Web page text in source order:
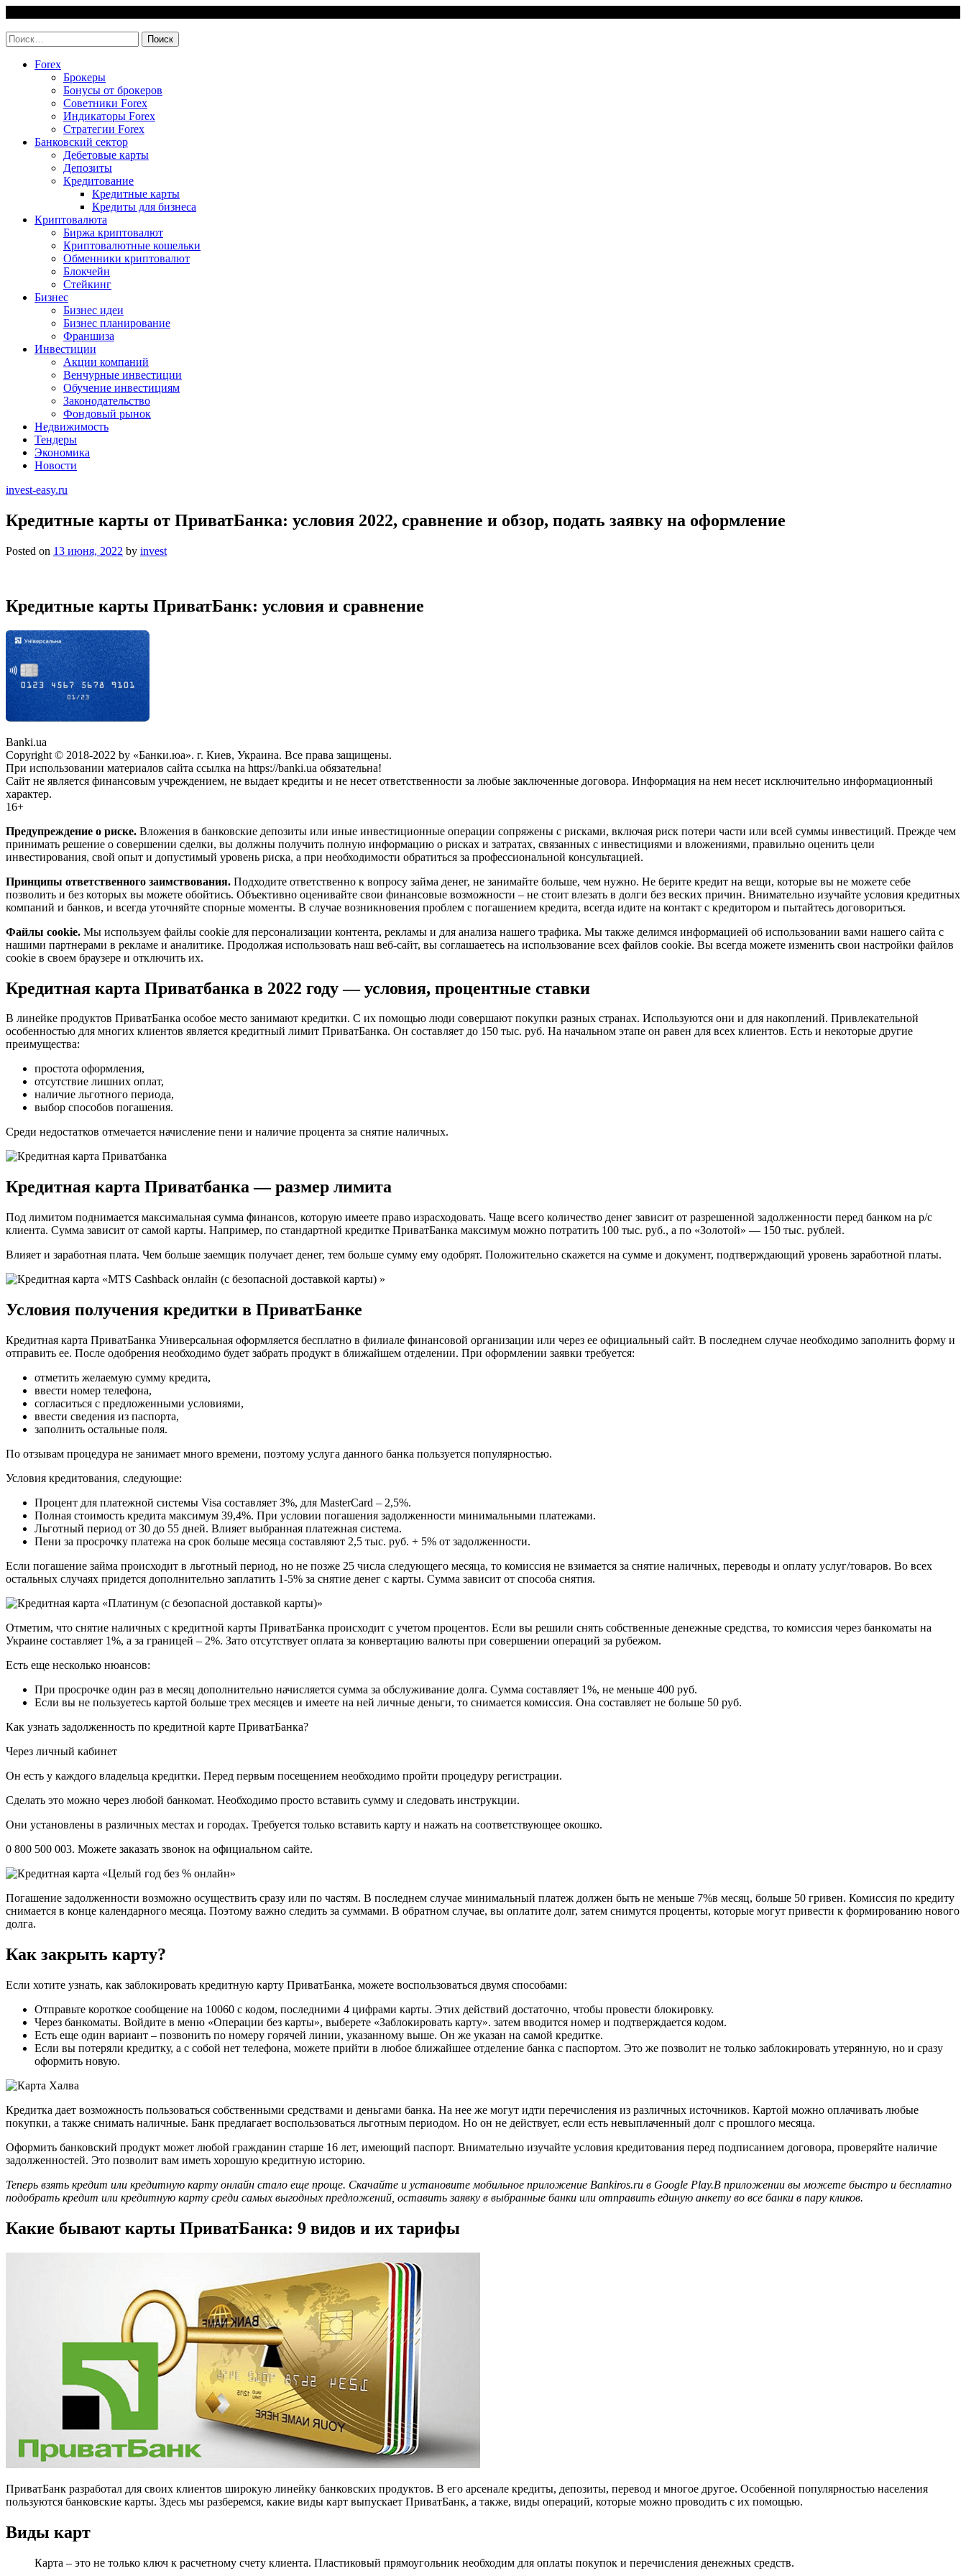
content
Найти:
Forex
Брокеры
Бонусы от брокеров
Советники Forex
Индикаторы Forex
Стратегии Forex
Банковский сектор
Дебетовые карты
Депозиты
Кредитование
Кредитные карты
Кредиты для бизнеса
Криптовалюта
Биржа криптовалют
Криптовалютные кошельки
Обменники криптовалют
Блокчейн
Стейкинг
Бизнес
Бизнес идеи
Бизнес планирование
Франшиза
Инвестиции
Акции компаний
Венчурные инвестиции
Обучение инвестициям
Законодательство
Фондовый рынок
Недвижимость
Тендеры
Экономика
Новости
invest-easy.ru
Кредитные карты от ПриватБанка: условия 2022, сравнение и обзор, подать заявку на оформление
Posted on 13 июня, 2022 by invest
Кредитные карты ПриватБанк: условия и сравнение
Banki.ua
Copyright © 2018-2022 by «Банки.юа». г. Киев, Украина. Все права защищены.
При использовании материалов сайта ссылка на https://banki.ua обязательна!
Сайт не является финансовым учреждением, не выдает кредиты и не несет ответственности за любые заключенные договора. Информация на нем несет исключительно информационный
характер.
16+
Предупреждение о риске. Вложения в банковские депозиты или иные инвестиционные операции сопряжены с рисками, включая риск потери части или всей суммы инвестиций. Прежде чем
принимать решение о совершении сделки, вы должны получить полную информацию о рисках и затратах, связанных с инвестициями и вложениями, правильно оценить цели
инвестирования, свой опыт и допустимый уровень риска, а при необходимости обратиться за профессиональной консультацией.
Принципы ответственного заимствования. Подходите ответственно к вопросу займа денег, не занимайте больше, чем нужно. Не берите кредит на вещи, которые вы не можете себе
позволить и без которых вы можете обойтись. Объективно оценивайте свои финансовые возможности – не стоит влезать в долги без веских причин. Внимательно изучайте условия кредитных
компаний и банков, и всегда уточняйте спорные моменты. В случае возникновения проблем с погашением кредита, всегда идите на контакт с кредитором и пытайтесь договориться.
Файлы cookie. Мы используем файлы cookie для персонализации контента, рекламы и для анализа нашего трафика. Мы также делимся информацией об использовании вами нашего сайта с
нашими партнерами в рекламе и аналитике. Продолжая использовать наш веб-сайт, вы соглашаетесь на использование всех файлов cookie. Вы всегда можете изменить свои настройки файлов
cookie в своем браузере и отключить их.
Кредитная карта Приватбанка в 2022 году — условия, процентные ставки
В линейке продуктов ПриватБанка особое место занимают кредитки. С их помощью люди совершают покупки разных странах. Используются они и для накоплений. Привлекательной
особенностью для многих клиентов является кредитный лимит ПриватБанка. Он составляет до 150 тыс. руб. На начальном этапе он равен для всех клиентов. Есть и некоторые другие
преимущества:
простота оформления,
отсутствие лишних оплат,
наличие льготного периода,
выбор способов погашения.
Среди недостатков отмечается начисление пени и наличие процента за снятие наличных.
Кредитная карта Приватбанка — размер лимита
Под лимитом поднимается максимальная сумма финансов, которую имеете право израсходовать. Чаще всего количество денег зависит от разрешенной задолженности перед банком на р/с
клиента. Сумма зависит от самой карты. Например, по стандартной кредитке ПриватБанка максимум можно потратить 100 тыс. руб., а по «Золотой» — 150 тыс. рублей.
Влияет и заработная плата. Чем больше заемщик получает денег, тем больше сумму ему одобрят. Положительно скажется на сумме и документ, подтверждающий уровень заработной платы.
Условия получения кредитки в ПриватБанке
Кредитная карта ПриватБанка Универсальная оформляется бесплатно в филиале финансовой организации или через ее официальный сайт. В последнем случае необходимо заполнить форму и
отправить ее. После одобрения необходимо будет забрать продукт в ближайшем отделении. При оформлении заявки требуется:
отметить желаемую сумму кредита,
ввести номер телефона,
согласиться с предложенными условиями,
ввести сведения из паспорта,
заполнить остальные поля.
По отзывам процедура не занимает много времени, поэтому услуга данного банка пользуется популярностью.
Условия кредитования, следующие:
Процент для платежной системы Visa составляет 3%, для MasterCard – 2,5%.
Полная стоимость кредита максимум 39,4%. При условии погашения задолженности минимальными платежами.
Льготный период от 30 до 55 дней. Влияет выбранная платежная система.
Пени за просрочку платежа на срок больше месяца составляют 2,5 тыс. руб. + 5% от задолженности.
Если погашение займа происходит в льготный период, но не позже 25 числа следующего месяца, то комиссия не взимается за снятие наличных, переводы и оплату услуг/товаров. Во всех
остальных случаях придется дополнительно заплатить 1-5% за снятие денег с карты. Сумма зависит от способа снятия.
Отметим, что снятие наличных с кредитной карты ПриватБанка происходит с учетом процентов. Если вы решили снять собственные денежные средства, то комиссия через банкоматы на
Украине составляет 1%, а за границей – 2%. Зато отсутствует оплата за конвертацию валюты при совершении операций за рубежом.
Есть еще несколько нюансов:
При просрочке один раз в месяц дополнительно начисляется сумма за обслуживание долга. Сумма составляет 1%, не меньше 400 руб.
Если вы не пользуетесь картой больше трех месяцев и имеете на ней личные деньги, то снимается комиссия. Она составляет не больше 50 руб.
Как узнать задолженность по кредитной карте ПриватБанка?
Через личный кабинет
Он есть у каждого владельца кредитки. Перед первым посещением необходимо пройти процедуру регистрации.
Сделать это можно через любой банкомат. Необходимо просто вставить сумму и следовать инструкции.
Они установлены в различных местах и городах. Требуется только вставить карту и нажать на соответствующее окошко.
0 800 500 003. Можете заказать звонок на официальном сайте.
Погашение задолженности возможно осуществить сразу или по частям. В последнем случае минимальный платеж должен быть не меньше 7%в месяц, больше 50 гривен. Комиссия по кредиту
снимается в конце календарного месяца. Поэтому важно следить за суммами. В обратном случае, вы оплатите долг, затем снимутся проценты, которые могут привести к формированию нового
долга.
Как закрыть карту?
Если хотите узнать, как заблокировать кредитную карту ПриватБанка, можете воспользоваться двумя способами:
Отправьте короткое сообщение на 10060 с кодом, последними 4 цифрами карты. Этих действий достаточно, чтобы провести блокировку.
Через банкоматы. Войдите в меню «Операции без карты», выберете «Заблокировать карту». затем вводится номер и подтверждается кодом.
Есть еще один вариант – позвонить по номеру горячей линии, указанному выше. Он же указан на самой кредитке.
Если вы потеряли кредитку, а с собой нет телефона, можете прийти в любое ближайшее отделение банка с паспортом. Это же позволит не только заблокировать утерянную, но и сразу
оформить новую.
Кредитка дает возможность пользоваться собственными средствами и деньгами банка. На нее же могут идти перечисления из различных источников. Картой можно оплачивать любые
покупки, а также снимать наличные. Банк предлагает воспользоваться льготным периодом. Но он не действует, если есть невыплаченный долг с прошлого месяца.
Оформить банковский продукт может любой гражданин старше 16 лет, имеющий паспорт. Внимательно изучайте условия кредитования перед подписанием договора, проверяйте наличие
задолженностей. Это позволит вам иметь хорошую кредитную историю.
Теперь взять кредит или кредитную карту онлайн стало еще проще. Скачайте и установите мобильное приложение Bankiros.ru в Google Play.В приложении вы можете быстро и бесплатно
подобрать кредит или кредитную карту среди самых выгодных предложений, оставить заявку в выбранные банки или отправить единую анкету во все банки в пару кликов.
Какие бывают карты ПриватБанка: 9 видов и их тарифы
ПриватБанк разработал для своих клиентов широкую линейку банковских продуктов. В его арсенале кредиты, депозиты, перевод и многое другое. Особенной популярностью населения
пользуются банковские карты. Здесь мы разберемся, какие виды карт выпускает ПриватБанк, а также, виды операций, которые можно проводить с их помощью.
Виды карт
Карта – это не только ключ к расчетному счету клиента. Пластиковый прямоугольник необходим для оплаты покупок и перечисления денежных средств.